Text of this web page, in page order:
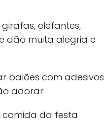
elefantes,
dão muita alegria e
balões com adesivos
adorar.
comida da festa